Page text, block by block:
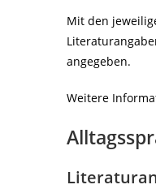
Mit den
angegeben.
Weitere